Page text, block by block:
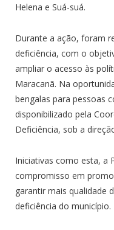
Helena e Suá-suá.
Durante a ação, foram
deficiência, com o
ampliar o acesso às
Maracanã. Na
bengalas para pessoas
disponibilizado pela
Deficiência, sob a
Iniciativas como esta, a
compromisso em
garantir mais qualidade
deficiência do município.